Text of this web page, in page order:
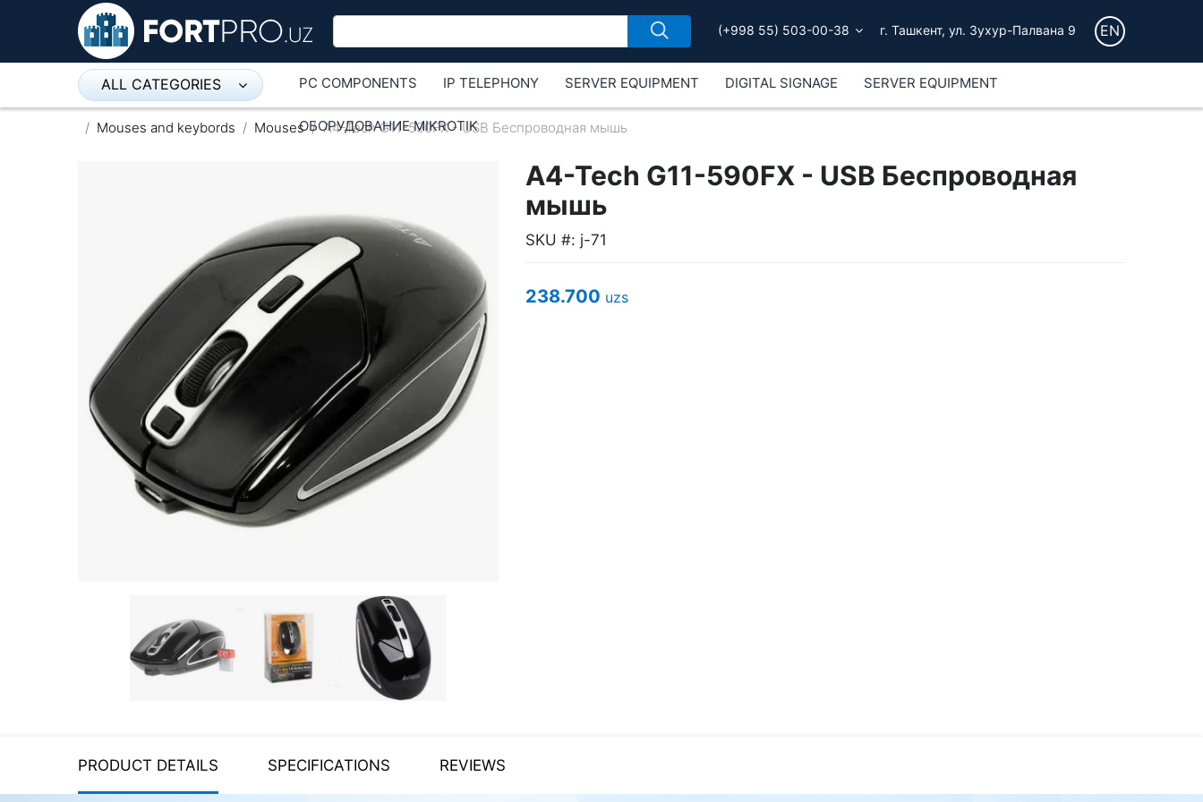
(+998 55) 503-00-38 г. Ташкент, ул. Зухур-Палвана 9 EN
ALL CATEGORIES
Микрофон
ADSL, Wan / Lan Routers, Wi-Fi
IP Telephony
Stereo systems
Server equipment
UPS Uninterruptible Power
Supply
Headphones
Server equipment
Video conferencing
PC COMPONENTS IP TELEPHONY SERVER EQUIPMENT DIGITAL SIGNAGE SERVER EQUIPMENT
ОБОРУДОВАНИЕ MIKROTIK
Mouses and keybords Mouses A4-Tech G11-590FX - USB Беспроводная мышь
A4-Tech G11-590FX - USB Беспроводная
мышь
SKU #: j-71
238.700 uzs
PRODUCT DETAILS SPECIFICATIONS REVIEWS